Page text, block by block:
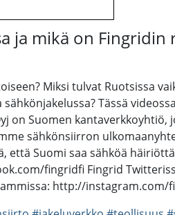
ja mikä on Fingridin
Miksi tulvat Ruotsissa
Tässä
on Suomen
sähkönsiirron
Suomi saa sähköä
fingridfi Fingrid
http://instagram.com/